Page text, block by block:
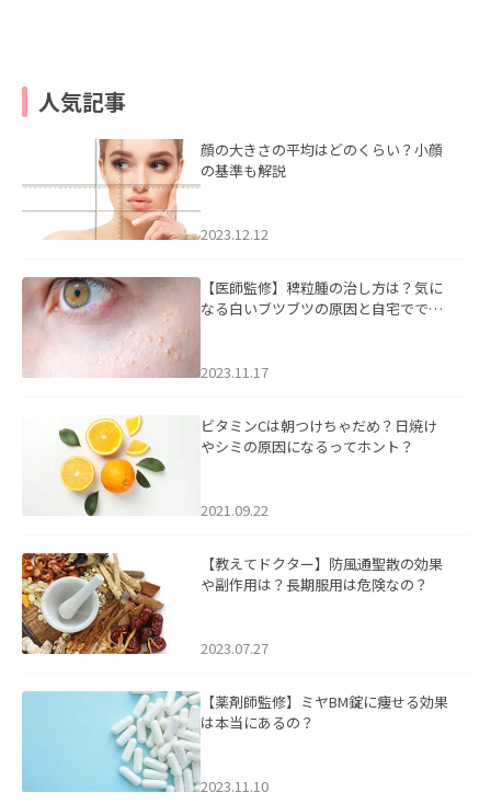
人気記事
顔の大きさの平均はどのくらい？小顔
の基準も解説
2023.12.12
【医師監修】稗粒腫の治し方は？気に
なる白いブツブツの原因と自宅ででき
2023.11.17
ビタミンCは朝つけちゃだめ？日焼け
やシミの原因になるってホント？
2021.09.22
【教えてドクター】防風通聖散の効果
や副作用は？長期服用は危険なの？
2023.07.27
【薬剤師監修】ミヤBM錠に痩せる効果
は本当にあるの？
2023.11.10